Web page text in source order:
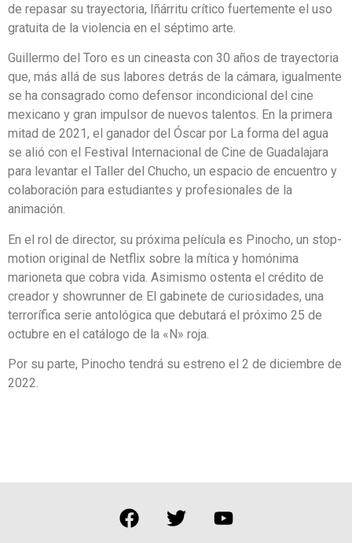
de repasar su trayectoria, Iñárritu crítico fuertemente el uso
gratuita de la violencia en el séptimo arte.
Guillermo del Toro es un cineasta con 30 años de trayectoria
que, más allá de sus labores detrás de la cámara, igualmente
se ha consagrado como defensor incondicional del cine
mexicano y gran impulsor de nuevos talentos. En la primera
mitad de 2021, el ganador del Óscar por La forma del agua
se alió con el Festival Internacional de Cine de Guadalajara
para levantar el Taller del Chucho, un espacio de encuentro y
colaboración para estudiantes y profesionales de la
animación.
En el rol de director, su próxima película es Pinocho, un stop-
motion original de Netflix sobre la mítica y homónima
marioneta que cobra vida. Asimismo ostenta el crédito de
creador y showrunner de El gabinete de curiosidades, una
terrorífica serie antológica que debutará el próximo 25 de
octubre en el catálogo de la «N» roja.
Por su parte, Pinocho tendrá su estreno el 2 de diciembre de
2022.